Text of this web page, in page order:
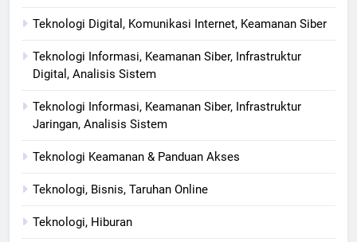
Teknologi Digital, Komunikasi Internet, Keamanan Siber
Teknologi Informasi, Keamanan Siber, Infrastruktur
Digital, Analisis Sistem
Teknologi Informasi, Keamanan Siber, Infrastruktur
Jaringan, Analisis Sistem
Teknologi Keamanan & Panduan Akses
Teknologi, Bisnis, Taruhan Online
Teknologi, Hiburan